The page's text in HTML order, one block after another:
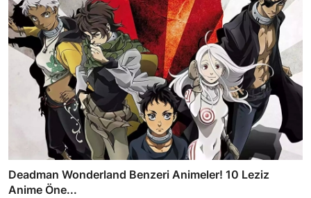
Deadman Wonderland Benzeri Animeler! 10 Leziz
Anime Öne...